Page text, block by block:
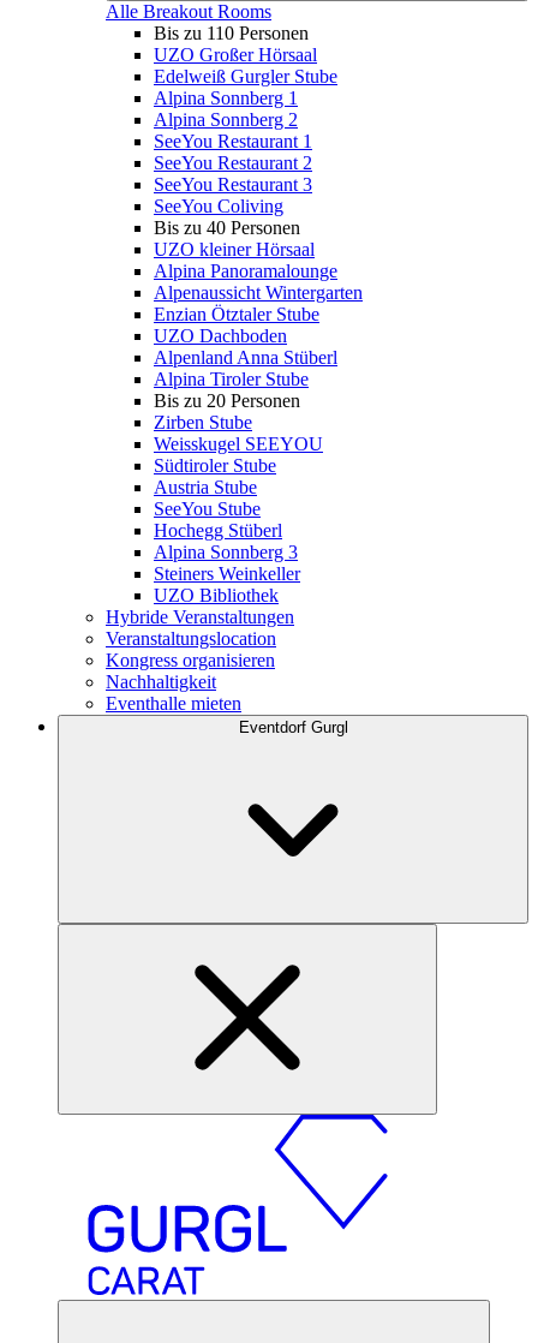
Alle Breakout Rooms
Bis zu 110 Personen
UZO Großer Hörsaal
Edelweiß Gurgler Stube
Alpina Sonnberg 1
Alpina Sonnberg 2
SeeYou Restaurant 1
SeeYou Restaurant 2
SeeYou Restaurant 3
SeeYou Coliving
Bis zu 40 Personen
UZO kleiner Hörsaal
Alpina Panoramalounge
Alpenaussicht Wintergarten
Enzian Ötztaler Stube
UZO Dachboden
Alpenland Anna Stüberl
Alpina Tiroler Stube
Bis zu 20 Personen
Zirben Stube
Weisskugel SEEYOU
Südtiroler Stube
Austria Stube
SeeYou Stube
Hochegg Stüberl
Alpina Sonnberg 3
Steiners Weinkeller
UZO Bibliothek
Hybride Veranstaltungen
Veranstaltungslocation
Kongress organisieren
Nachhaltigkeit
Eventhalle mieten
Eventdorf Gurgl